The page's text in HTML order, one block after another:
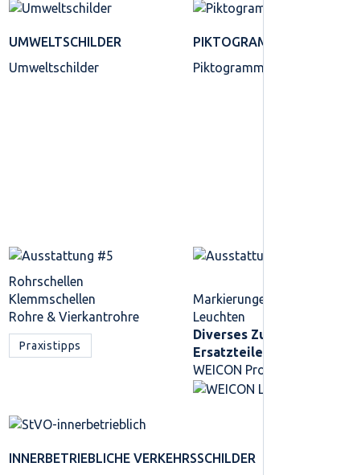
UMWELTSCHILDER
Umweltschilder
PIKTOGRAMME
Piktogramme
Rohrschellen
Klemmschellen
Rohre & Vierkantrohre
Praxistipps
Markierungen
Leuchten
Diverses Zubehör /
Ersatzteile
WEICON Produkte
INNER­BETRIEBLICHE VERKEHRS­SCHILDER